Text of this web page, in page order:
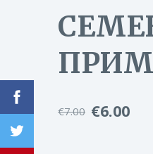
€7.00 €6.00